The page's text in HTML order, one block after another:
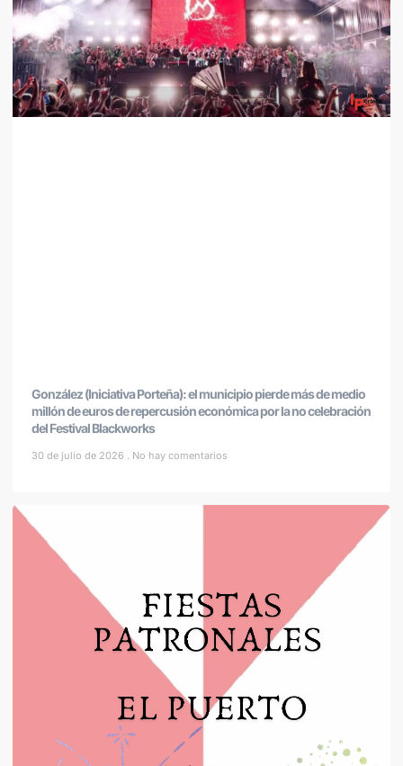
González (Iniciativa Porteña): el municipio pierde más de medio
millón de euros de repercusión económica por la no celebración
del Festival Blackworks
30 de julio de 2026 No hay comentarios